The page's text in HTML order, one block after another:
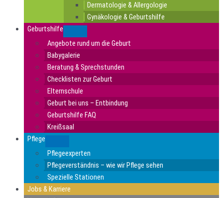
Dermatologie & Allergologie
Gynäkologie & Geburtshilfe
Geburtshilfe
Angebote rund um die Geburt
Babygalerie
Beratung & Sprechstunden
Checklisten zur Geburt
Elternschule
Geburt bei uns – Entbindung
Geburtshilfe FAQ
Kreißsaal
Pflege
Pflegeexperten
Pflegeverständnis – wie wir Pflege sehen
Spezielle Stationen
Jobs & Karriere